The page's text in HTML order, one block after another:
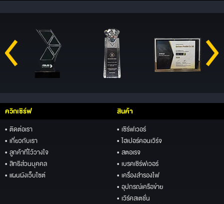
ควิกเซิร์ฟ
• ติดต่อเรา
• เกี่ยวกับเรา
• ลูกค้าที่ไว้วางใจ
• สิทธิส่วนบุคคล
• แผนผังเว็บไซต์
สินค้า
• เซิร์ฟเวอร์
• ไฮเปอร์คอนเวิร์จ
• สตอเรจ
• เบรคเซิร์ฟเวอร์
• เครื่องสำรองไฟ
• อุปกรณ์เครือข่าย
• เวิร์คสเตชั่น